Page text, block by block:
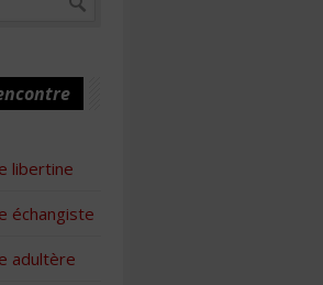
libertine
échangiste
adultère